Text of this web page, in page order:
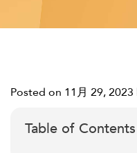
Posted on 11月 29, 2023
Table of Contents